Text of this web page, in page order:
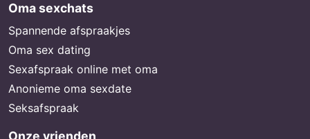
Oma sexchats
Spannende afspraakjes
Oma sex dating
Sexafspraak online met oma
Anonieme oma sexdate
Seksafspraak
Onze vrienden